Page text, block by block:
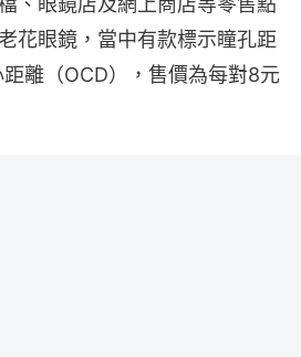
花眼鏡，當中有款標示瞳孔距
離（OCD），售價為每對8元